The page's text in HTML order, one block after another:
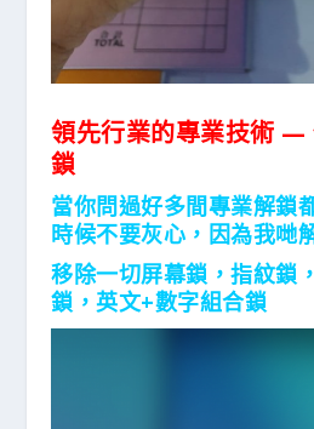
領先行業的專業技術 —
鎖
當你問過好多間專業解鎖
時候不要灰心，因為我哋
移除一切屏幕鎖，指紋鎖
鎖，英文+數字組合鎖